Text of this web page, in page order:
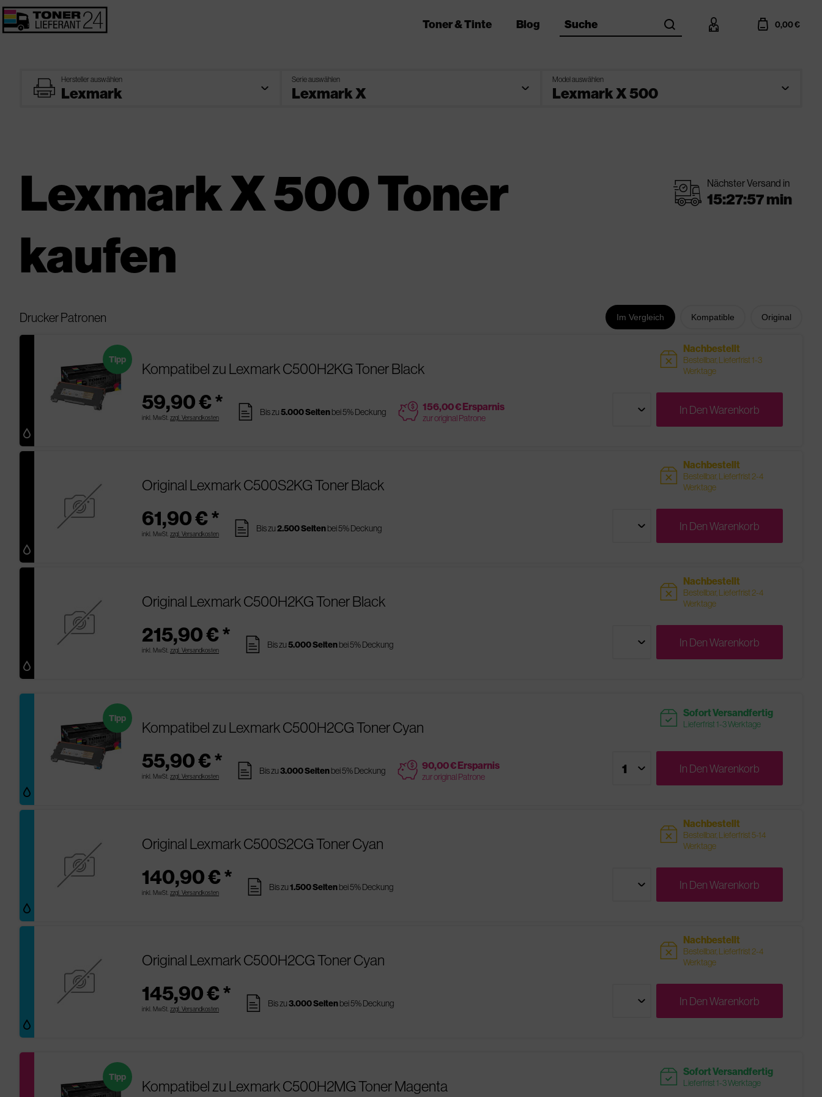
Toner & Tinte Blog Suche search account cart 0,00 €
printer Hersteller auswählen Serie auswählen Model auswählen
Lexmark X 500 Toner
kaufen
shipping Nächster Versand in
Im Vergleich Kompatible Original
Drucker Patronen
Kompatibel zu Lexmark C500H2KG Toner Black
59,90 € *
inkl. MwSt. zzgl. Versandkosten
Tipp
pages Bis zu5.000 Seitenbei 5% Deckung price 156,00 € Ersparnis
zur original Patrone
sold Nachbestellt
Bestellbar, Lieferfrist 1-3
Werktage
In DenWarenkorb
Original Lexmark C500S2KG Toner Black
61,90 € *
inkl. MwSt. zzgl. Versandkosten pages Bis zu2.500 Seitenbei 5% Deckung
sold Nachbestellt
Bestellbar, Lieferfrist 2-4
Werktage
In DenWarenkorb
Original Lexmark C500H2KG Toner Black
215,90 € *
inkl. MwSt. zzgl. Versandkosten pages Bis zu5.000 Seitenbei 5% Deckung
sold Nachbestellt
Bestellbar, Lieferfrist 2-4
Werktage
In DenWarenkorb
Kompatibel zu Lexmark C500H2CG Toner Cyan
55,90 € *
inkl. MwSt. zzgl. Versandkosten
Tipp
pages Bis zu3.000 Seitenbei 5% Deckung price 90,00 € Ersparnis
zur original Patrone
readytoship Sofort Versandfertig
Lieferfrist 1-3 Werktage
In DenWarenkorb
Original Lexmark C500S2CG Toner Cyan
140,90 € *
inkl. MwSt. zzgl. Versandkosten pages Bis zu1.500 Seitenbei 5% Deckung
sold Nachbestellt
Bestellbar, Lieferfrist 5-14
Werktage
In DenWarenkorb
Original Lexmark C500H2CG Toner Cyan
145,90 € *
inkl. MwSt. zzgl. Versandkosten pages Bis zu3.000 Seitenbei 5% Deckung
sold Nachbestellt
Bestellbar, Lieferfrist 2-4
Werktage
In DenWarenkorb
Kompatibel zu Lexmark C500H2MG Toner Magenta
Tipp readytoship Sofort Versandfertig
Lieferfrist 1-3 Werktage